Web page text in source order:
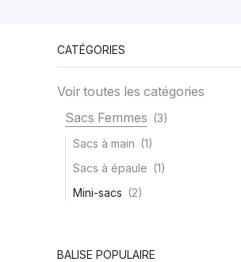
CATÉGORIES
Voir toutes les catégories
Sacs Femmes (3)
Sacs à main (1)
Sacs à épaule (1)
Mini-sacs (2)
BALISE POPULAIRE